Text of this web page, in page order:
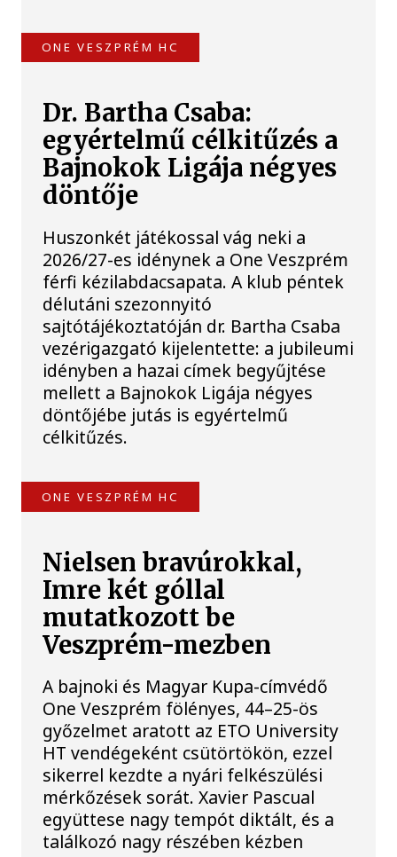
ONE VESZPRÉM HC
Dr. Bartha Csaba:
egyértelmű célkitűzés a
Bajnokok Ligája négyes
döntője
Huszonkét játékossal vág neki a
2026/27-es idénynek a One Veszprém
férfi kézilabdacsapata. A klub péntek
délutáni szezonnyitó
sajtótájékoztatóján dr. Bartha Csaba
vezérigazgató kijelentette: a jubileumi
idényben a hazai címek begyűjtése
mellett a Bajnokok Ligája négyes
döntőjébe jutás is egyértelmű
célkitűzés.
ONE VESZPRÉM HC
Nielsen bravúrokkal,
Imre két góllal
mutatkozott be
Veszprém-mezben
A bajnoki és Magyar Kupa-címvédő
One Veszprém fölényes, 44–25-ös
győzelmet aratott az ETO University
HT vendégeként csütörtökön, ezzel
sikerrel kezdte a nyári felkészülési
mérkőzések sorát. Xavier Pascual
együttese nagy tempót diktált, és a
találkozó nagy részében kézben